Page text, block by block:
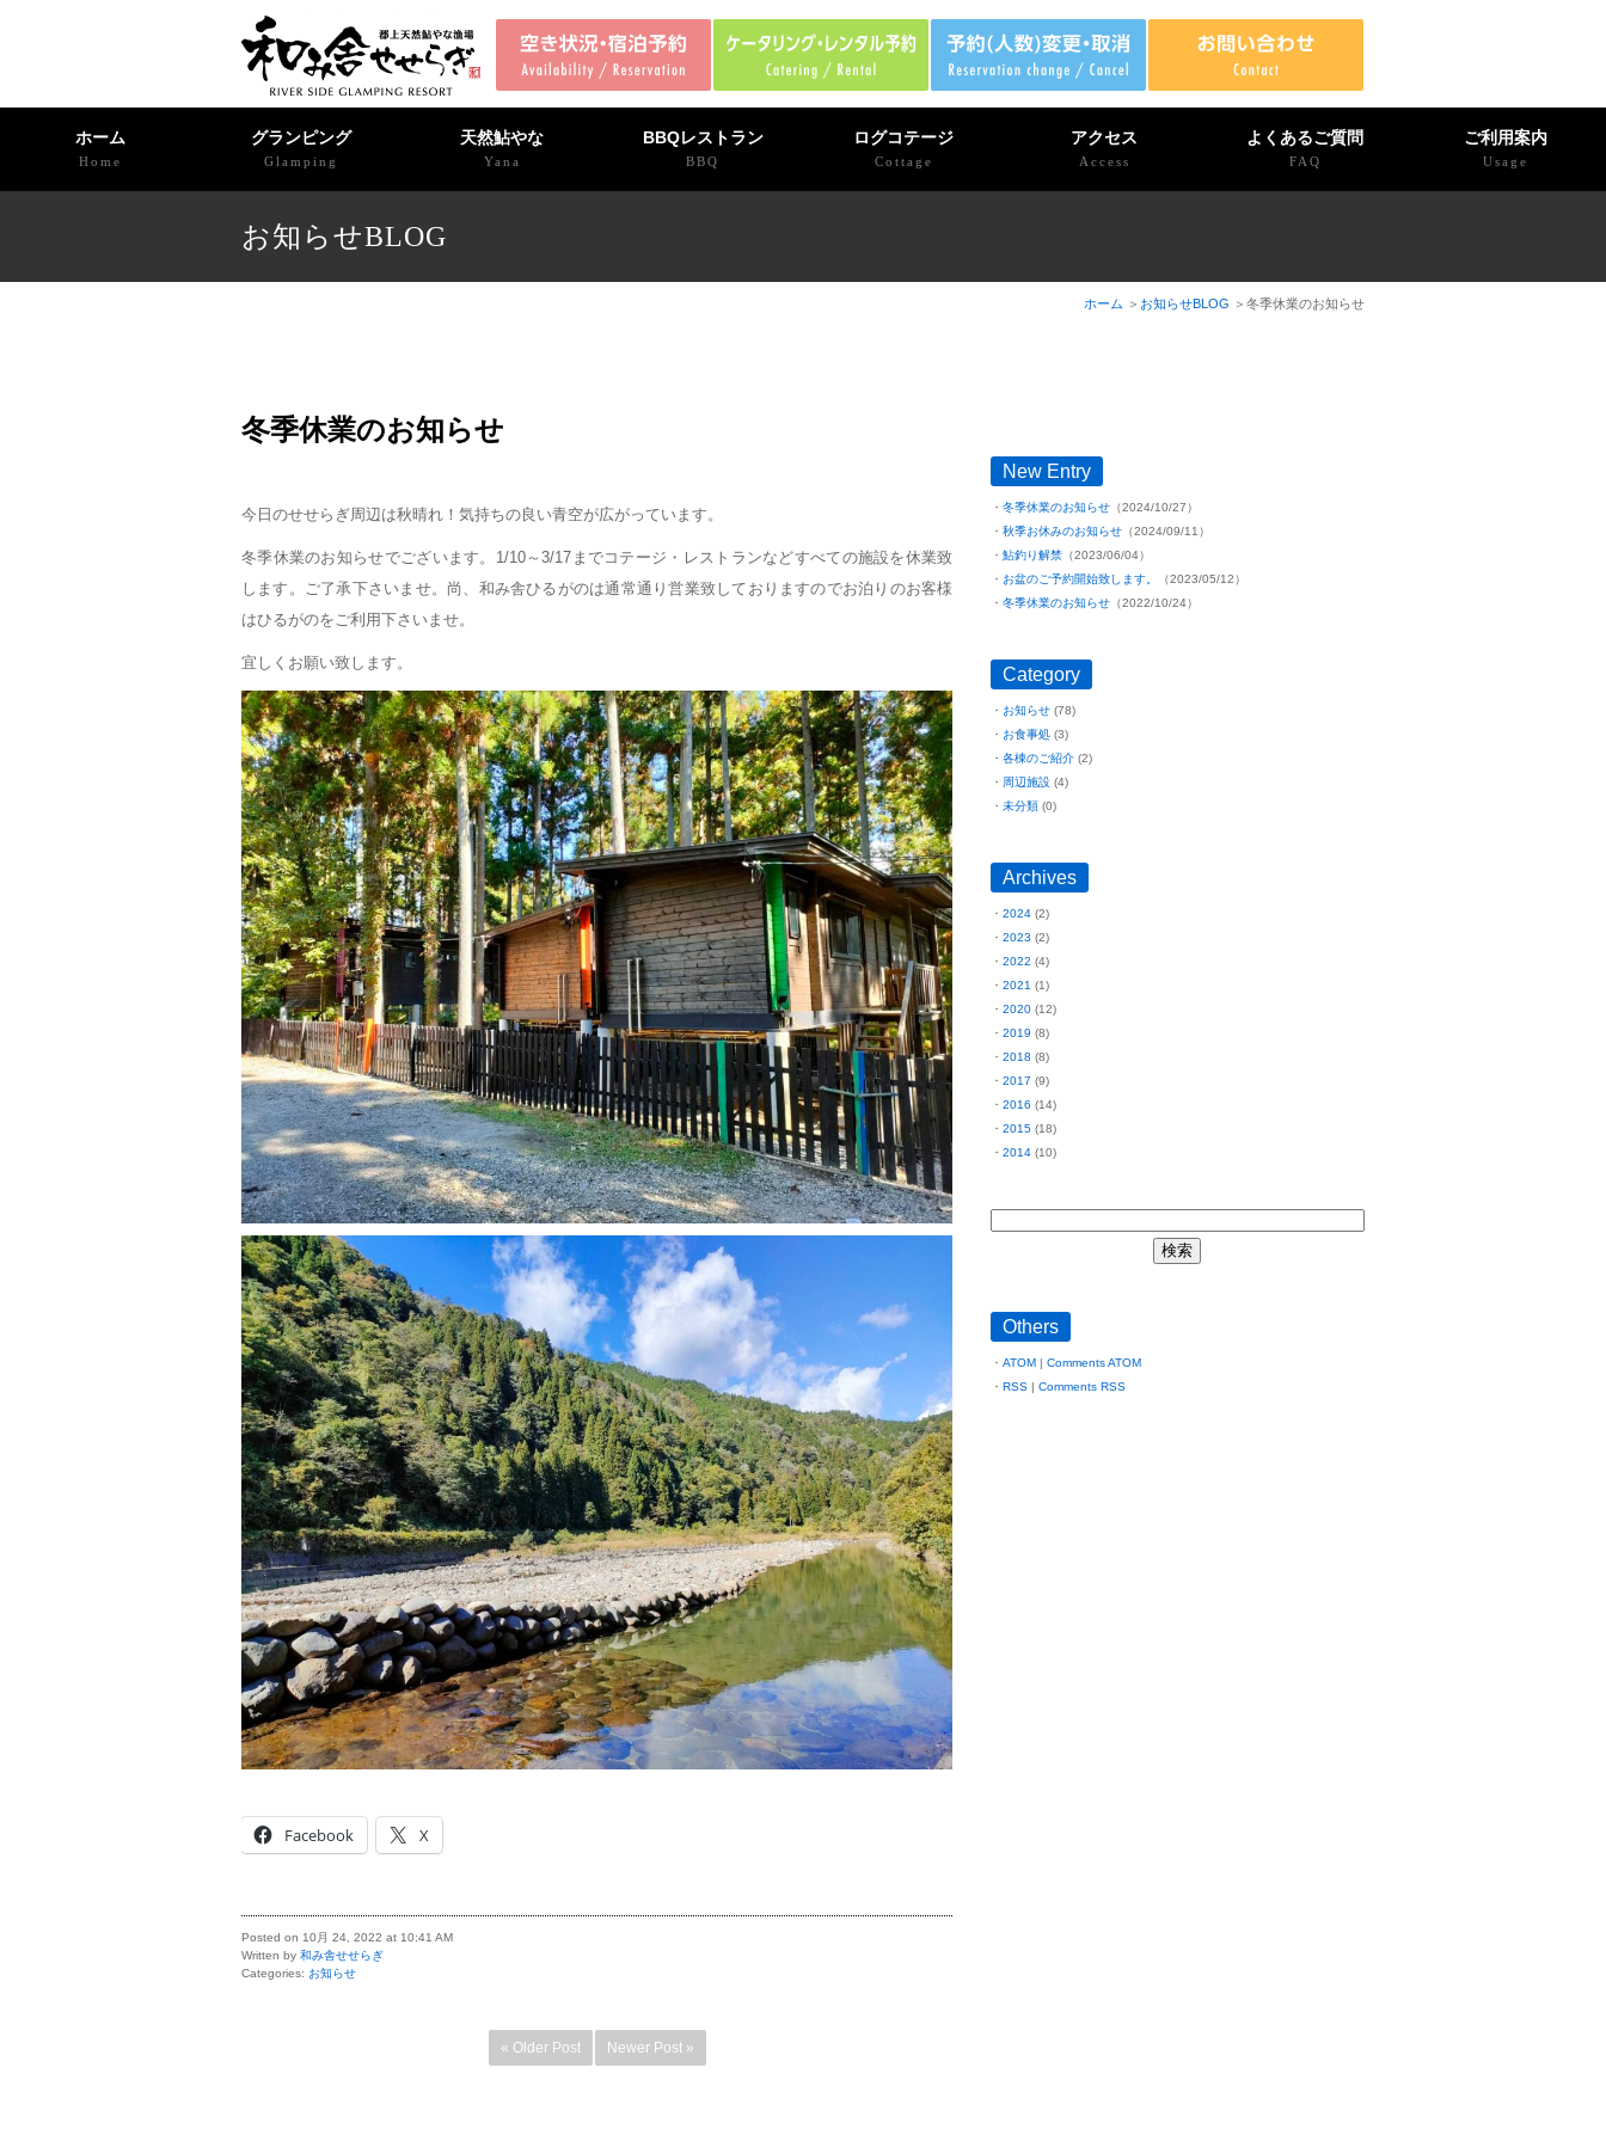
ホーム
Home
グランピング
Glamping
天然鮎やな
Yana
BBQレストラン
BBQ
ログコテージ
Cottage
アクセス
Access
よくあるご質問
FAQ
ご利用案内
Usage
お知らせBLOG
ホーム お知らせBLOG 冬季休業のお知らせ
冬季休業のお知らせ
今日のせせらぎ周辺は秋晴れ！気持ちの良い青空が広がっています。
冬季休業のお知らせでございます。1/10～3/17までコテージ・レストランなどすべての施設を休業致
します。ご了承下さいませ。尚、和み舎ひるがのは通常通り営業致しておりますのでお泊りのお客様
はひるがのをご利用下さいませ。
宜しくお願い致します。
Facebook X
Posted on 10月 24, 2022 at 10:41 AM
Written by 和み舎せせらぎ
Categories: お知らせ
« Older Post Newer Post »
New Entry
冬季休業のお知らせ（2024/10/27）
秋季お休みのお知らせ（2024/09/11）
鮎釣り解禁（2023/06/04）
お盆のご予約開始致します。
（2023/05/12）
冬季休業のお知らせ（2022/10/24）
Category
お知らせ(78)
お食事処(3)
各棟のご紹介(2)
周辺施設(4)
未分類(0)
Archives
2024(2)
2023 (2)
2022 (4)
2021 (1)
2020(12)
2019 (8)
2018 (8)
2017 (9)
2016 (14)
2015(18)
2014(10)
Others
ATOM| Comments ATOM
RSS| Comments RSS